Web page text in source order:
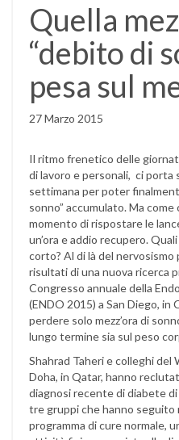
Quella
“debito di
pesa sul
27 Marzo 2015
Il ritmo frenetico delle
di lavoro e personali, ci porta
settimana per poter
sonno” accumulato. Ma come
momento di rispostare le
un’ora e addio recupero.
corto? Al di là del
risultati di una nuova ricerca
Congresso annuale della
(ENDO 2015) a San Diego,
perdere solo mezz’ora di
lungo termine sia sul peso
Shahrad Taheri e colleghi del
Doha, in Qatar, hanno
diagnosi recente di diabete
tre gruppi che hanno
programma di cure normale,